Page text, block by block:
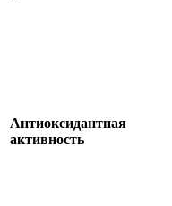
Антиоксидантная
активность